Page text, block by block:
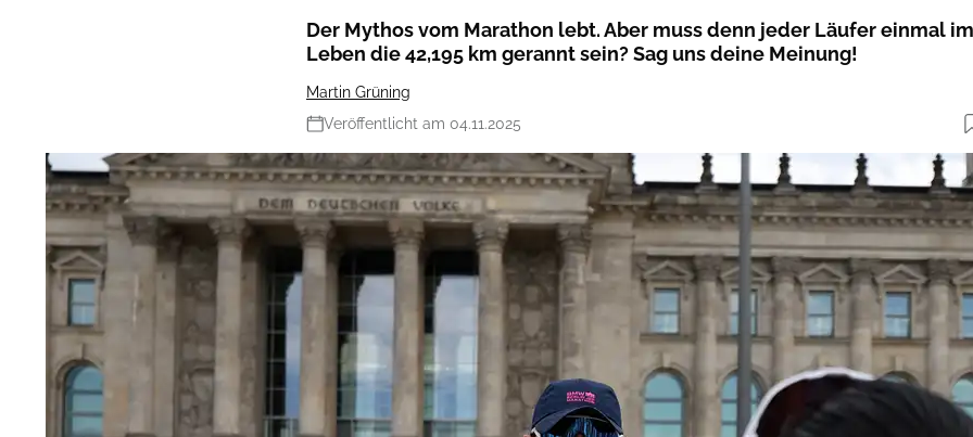
Der Mythos vom Marathon lebt. Aber muss denn jeder Läufer einmal im
Leben die 42,195 km gerannt sein? Sag uns deine Meinung!
Martin Grüning
Veröffentlicht am 04.11.2025